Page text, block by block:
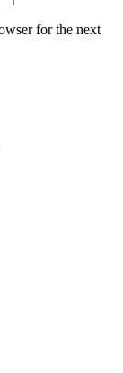
for the next